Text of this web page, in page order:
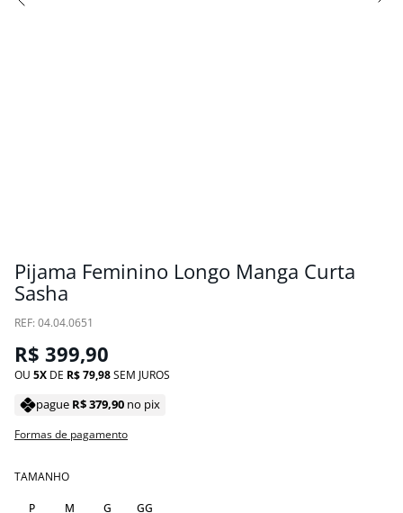
Pijama Feminino Longo Manga Curta
Sasha
: 04.04.0651
R$ 399,90
OU 5 DE R$79,98SEM JUROS
pague R$379,90 no pix
Formas de pagamento
TAMANHO
P M G GG